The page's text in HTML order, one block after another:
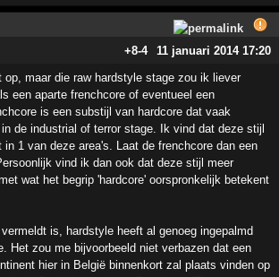
+8-4 11 januari 2014 17:20
maar die raw hardstyle stage zou ik liever
een aparte frenchcore of eventueel een
is een substijl van hardcore dat vaak
de industrial of terror stage. Ik vind dat deze stijl
in 1 van deze area's. Laat de frenchcore dan een
vind ik dan ook dat deze stijl meer
wat het begrip 'hardcore' oorspronkelijk betekent
is, hardstyle heeft al genoeg ingepalmd
Het zou me bijvoorbeeld niet verbazen dat een
hier in België binnenkort zal plaats vinden op